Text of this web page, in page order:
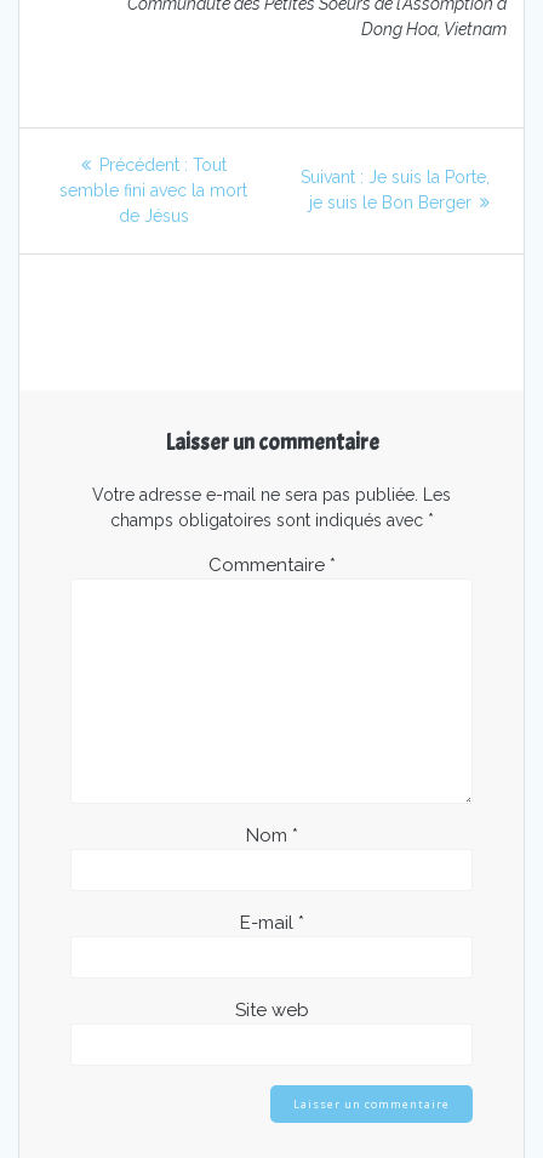
Dong Hoa, Vietnam
Navigation
l’article
Précédent : Article
précédent
Tout
semble fini avec la mort
de Jésus
Suivant : Article
suivant
Je suis la Porte,
je suis le Bon Berger
Laisser un commentaire
Votre adresse e-mail ne sera pas publiée.
Les
champs obligatoires sont indiqués avec *
Commentaire *
Nom *
E-mail *
Site web